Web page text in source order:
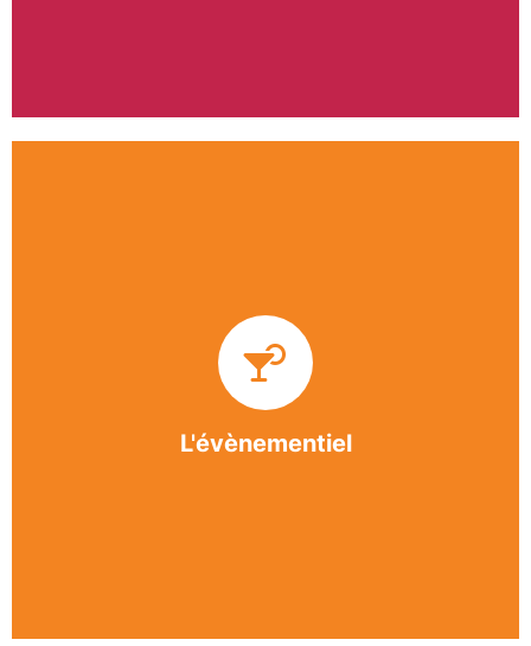
L'évènementiel
BASE apporte des solutions innovantes et
originales dans l’organisation des manifestations,
festivals, conventions, colloques et assemblées